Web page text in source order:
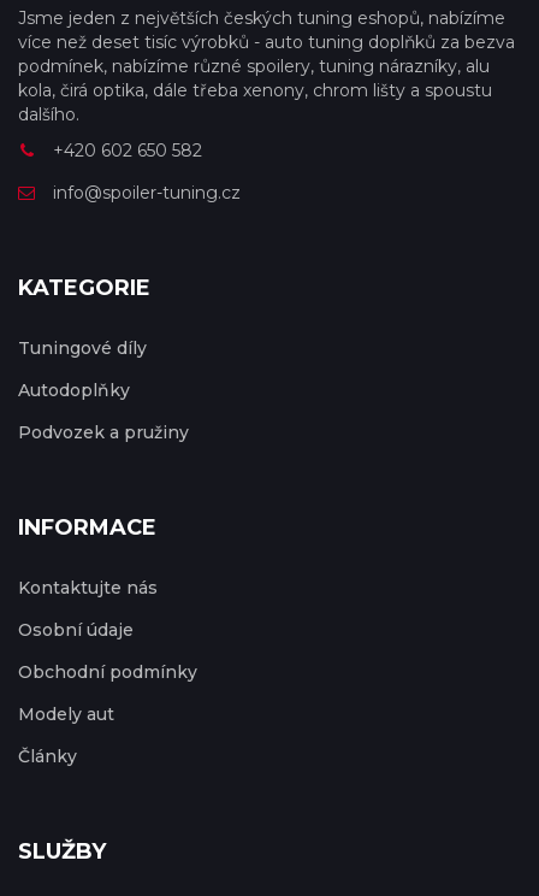
Jsme jeden z největších českých tuning eshopů, nabízíme
více než deset tisíc výrobků - auto tuning doplňků za bezva
podmínek, nabízíme různé spoilery, tuning nárazníky, alu
kola, čirá optika, dále třeba xenony, chrom lišty a spoustu
dalšího.
+420 602 650 582
info@spoiler-tuning.cz
KATEGORIE
Tuningové díly
Autodoplňky
Podvozek a pružiny
INFORMACE
Kontaktujte nás
Osobní údaje
Obchodní podmínky
Modely aut
Články
SLUŽBY